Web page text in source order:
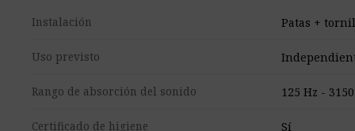
Instalación Patas +
Uso previsto
Rango de absorción del sonido 125 Hz -
Certificado de higiene Sí